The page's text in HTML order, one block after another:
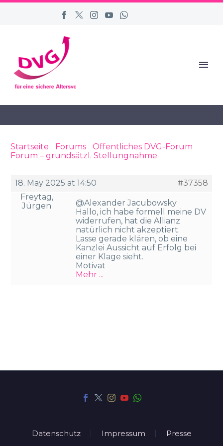
Startseite Forums Öffentliches DVG-Forum
Forum – grundsätzl. Stellungnahme
18. May 2025 at 14:50
#37358
Freytag,
Jürgen
@Alexander Jacubowsky
Hallo, ich habe formell meine DV
widerrufen, hat die Allianz
natürlich nicht akzeptiert.
Lasse gerade klären, ob eine
Kanzlei Aussicht auf Erfolg bei
einer Klage sieht.
Motivat
Mehr ...
Datenschutz Impressum Presse